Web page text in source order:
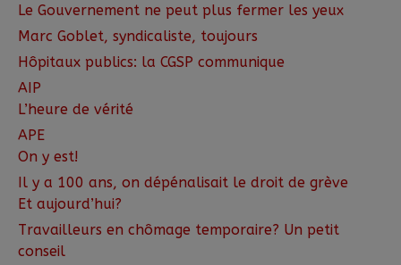
Le Gouvernement ne peut plus fermer les yeux
Marc Goblet, syndicaliste, toujours
Hôpitaux publics: la CGSP communique
AIP
L’heure de vérité
APE
On y est!
Il y a 100 ans, on dépénalisait le droit de grève
Et aujourd’hui?
Travailleurs en chômage temporaire? Un petit
conseil